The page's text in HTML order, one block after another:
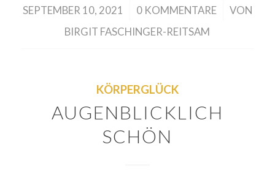
SEPTEMBER 10, 2021
/ 0 KOMMENTARE
/
VON
BIRGIT FASCHINGER-REITSAM
KÖRPERGLÜCK
AUGENBLICKLICH
SCHÖN